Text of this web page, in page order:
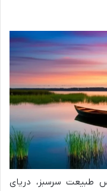
طبیعت سرسبز، دریای